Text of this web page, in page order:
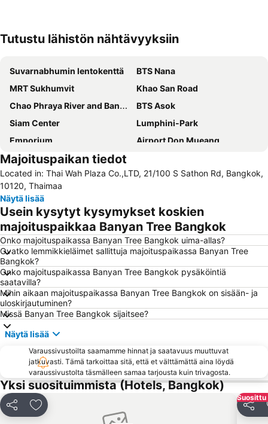
Tutustu lähistön nähtävyyksiin
Suvarnabhumin lentokenttä
BTS Nana
MRT Sukhumvit
Khao San Road
Chao Phraya River and Bangkok Waterways Cruise including Wat Arun
BTS Asok
Siam Center
Lumphini-Park
Emporium
Airport Don Mueang
Terminal 21
BTS Siam
MBK Center
Bangkok Hua Lamphongin päärautatieasema
BTS Ekkamai
BTS Phaya Thai
BTS Phrom Phong
BTS Ari
Siam Square
Siam Paragon
Baiyoke Tower II
BTS Thong Lo
BTS On Nut
Wat Arun
BTS Ratchathewi
Chatuchak Market
Bangkok Port
BTS Sala Daeng
BTS Chit Lom
BTS Chong Nonsi
Bangkok City and Temples Tour
MRT Si Lom
MRT Rama 9
BTS Phra Khanong
BTS Krung Thon Buri
Samutprakarn Crocodile Farm
Majoituspaikan tiedot
Located in: Thai Wah Plaza Co.,LTD, 21/100 S Sathon Rd, Bangkok,
10120, Thaimaa
Näytä lisää
Usein kysytyt kysymykset koskien
majoituspaikkaa Banyan Tree Bangkok
Onko majoituspaikassa Banyan Tree Bangkok uima-allas?
Ovatko lemmikkieläimet sallittuja majoituspaikassa Banyan Tree
Bangkok?
Onko majoituspaikassa Banyan Tree Bangkok pysäköintiä
saatavilla?
Mihin aikaan majoituspaikassa Banyan Tree Bangkok on sisään- ja
uloskirjautuminen?
Missä Banyan Tree Bangkok sijaitsee?
Näytä lisää
Varaussivustoilta saamamme hinnat ja saatavuus muuttuvat
jatkuvasti. Tämä tarkoittaa sitä, että et välttämättä aina löydä
varaussivustolta täsmälleen samaa tarjousta kuin trivagosta.
Yksi suosituimmista (Hotels, Bangkok)
Jaa Lisää suosikkeihin
Suosittu
Jaa